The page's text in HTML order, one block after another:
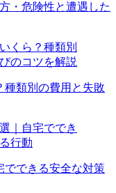
・危険性と遭遇した
種類別の費用と失敗
でできる安全な対策